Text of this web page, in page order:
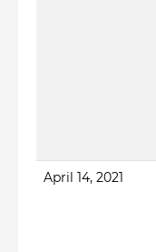
April 14, 2021